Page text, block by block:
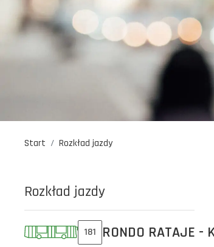
Start Rozkład jazdy
Rozkład jazdy
181 RONDO RATAJE -